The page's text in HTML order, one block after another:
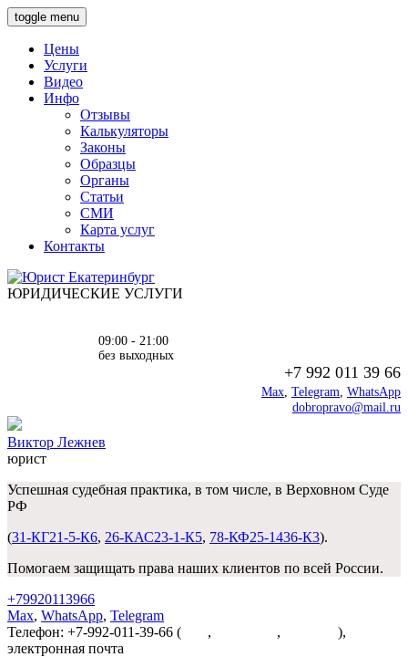
toggle menu
Цены
Услуги
Видео
Инфо
Отзывы
Калькуляторы
Законы
Образцы
Органы
Статьи
СМИ
Карта услуг
Контакты
ЮРИДИЧЕСКИЕ УСЛУГИ
09:00 - 21:00
без выходных
+7 992 011 39 66
Max, Telegram, WhatsApp
dobropravo@mail.ru
Виктор Лежнев
юрист
Успешная судебная практика, в том числе, в Верховном Суде
РФ
(31-КГ21-5-К6, 26-КАС23-1-К5, 78-КФ25-1436-К3).
Помогаем защищать права наших клиентов по всей России.
+79920113966
Max, WhatsApp, Telegram
Телефон: +7-992-011-39-66 (
, ,
),
электронная почта